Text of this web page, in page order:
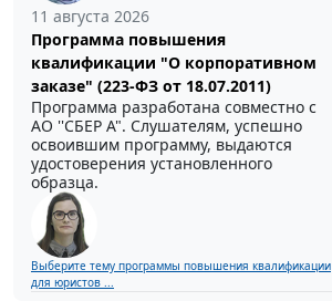
11 августа 2026
Программа повышения
квалификации "О корпоративном
заказе" (223-ФЗ от 18.07.2011)
Программа разработана совместно с
АО ''СБЕР А". Слушателям, успешно
освоившим программу, выдаются
удостоверения установленного
образца.
Выберите тему программы повышения квалификации
для юристов ...